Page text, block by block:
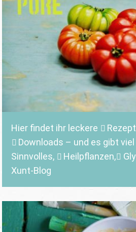
Hier findet ihr leckere
Downloads – und es gibt viel
Sinnvolles, Heilpflanzen,
Xunt-Blog